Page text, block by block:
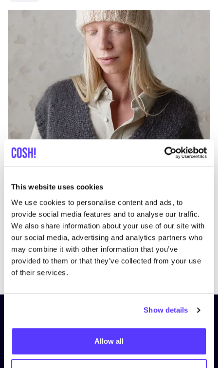
This website uses cookies
We use cookies to personalise content and ads, to
provide social media features and to analyse our traffic.
We also share information about your use of our site with
our social media, advertising and analytics partners who
may combine it with other information that you’ve
provided to them or that they’ve collected from your use
of their services.
Show details
Allow all
PreviousNext
Schrijf je in op onze nieuwsbrief
en blijf op de hoogte!
Voornaam*